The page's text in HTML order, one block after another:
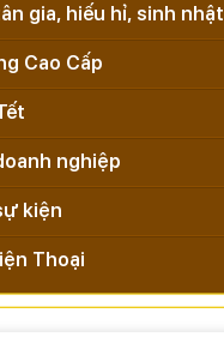
gia, hiếu hỉ, sinh nhật
Cao Cấp
nghiệp
kiện
Thoại